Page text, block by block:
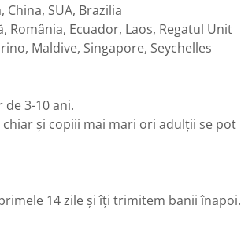
China, SUA, Brazilia
România, Ecuador, Laos, Regatul Unit
Maldive, Singapore, Seychelles
3-10 ani.
chiar și copiii mai mari ori adulții se pot
14 zile și îți trimitem banii înapoi.